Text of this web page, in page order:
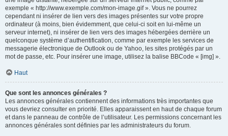
exemple « http://www.exemple.com/mon-image.gif ». Vous ne pourrez
cependant ni insérer de lien vers des images présentes sur votre propre
ordinateur (à moins, bien évidemment, que celui-ci soit en lui-même un
serveur internet), ni insérer de lien vers des images hébergées derrière un
quelconque système d’authentification, comme par exemple les services de
messagerie électronique de Outlook ou de Yahoo, les sites protégés par un
mot de passe, etc. Pour insérer une image, utilisez la balise BBCode « [img] ».
Haut
Que sont les annonces générales ?
Les annonces générales contiennent des informations très importantes que
vous devriez consulter en priorité. Elles apparaissent en haut de chaque forum
et dans le panneau de contrôle de l’utilisateur. Les permissions concernant les
annonces générales sont définies par les administrateurs du forum.